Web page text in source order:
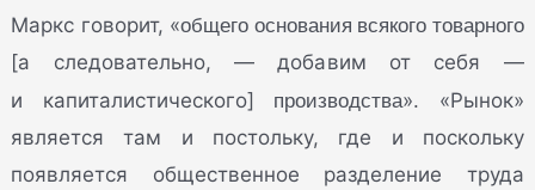
Маркс говорит, «общего основания всякого товарного
[а следовательно, — добавим от себя —
и капиталистического] производства». «Рынок»
является там и постольку, где и поскольку
появляется общественное разделение труда